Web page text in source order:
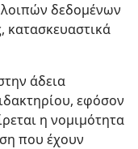
λοιπών δεδομένων
κατασκευαστικά
άδεια
εφόσον
η νομιμότητα
που έχουν